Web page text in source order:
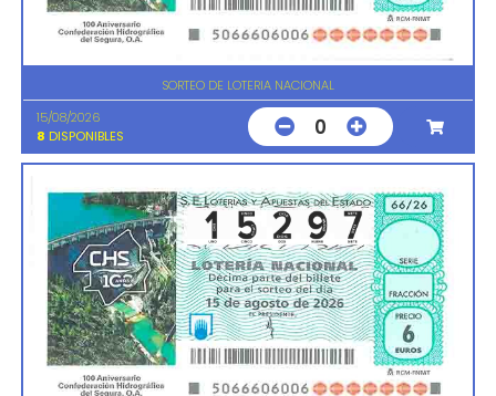
SORTEO DE LOTERIA NACIONAL
15/08/2026
8 DISPONIBLES 0